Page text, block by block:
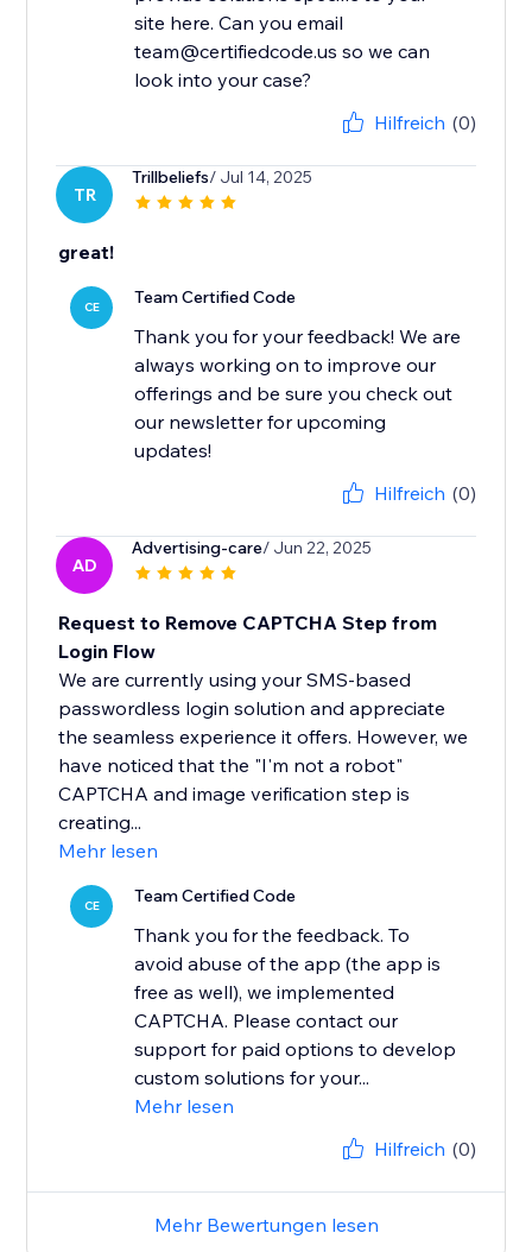
site here. Can you email
team@certifiedcode.us so we can
look into your case?
Hilfreich (0)
TR
Trillbeliefs/ Jul 14, 2025
great!
CE Team Certified Code
Thank you for your feedback! We are
always working on to improve our
offerings and be sure you check out
our newsletter for upcoming
updates!
Hilfreich (0)
AD
Advertising-care/ Jun 22, 2025
Request to Remove CAPTCHA Step from
Login Flow
We are currently using your SMS-based
passwordless login solution and appreciate
the seamless experience it offers. However, we
have noticed that the "I'm not a robot"
CAPTCHA and image verification step is
creating...
Mehr lesen
CE Team Certified Code
Thank you for the feedback. To
avoid abuse of the app (the app is
free as well), we implemented
CAPTCHA. Please contact our
support for paid options to develop
custom solutions for your...
Mehr lesen
Hilfreich (0)
Mehr Bewertungen lesen